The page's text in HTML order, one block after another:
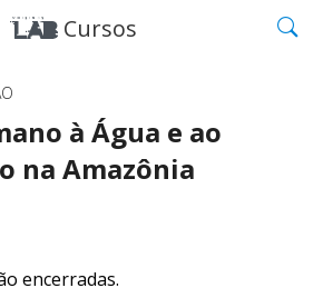
Cursos
à Água e ao
na Amazônia
encerradas.